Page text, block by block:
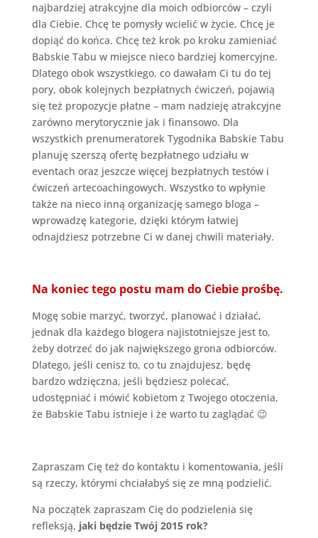
najbardziej atrakcyjne dla moich odbiorców – czyli
dla Ciebie. Chcę te pomysły wcielić w życie. Chcę je
dopiąć do końca. Chcę też krok po kroku zamieniać
Babskie Tabu w miejsce nieco bardziej komercyjne.
Dlatego obok wszystkiego, co dawałam Ci tu do tej
pory, obok kolejnych bezpłatnych ćwiczeń, pojawią
się też propozycje płatne – mam nadzieję atrakcyjne
zarówno merytorycznie jak i finansowo. Dla
wszystkich prenumeratorek Tygodnika Babskie Tabu
planuję szerszą ofertę bezpłatnego udziału w
eventach oraz jeszcze więcej bezpłatnych testów i
ćwiczeń artecoachingowych. Wszystko to wpłynie
także na nieco inną organizację samego bloga –
wprowadzę kategorie, dzięki którym łatwiej
odnajdziesz potrzebne Ci w danej chwili materiały.
Na koniec tego postu mam do Ciebie prośbę.
Mogę sobie marzyć, tworzyć, planować i działać,
jednak dla każdego blogera najistotniejsze jest to,
żeby dotrzeć do jak największego grona odbiorców.
Dlatego, jeśli cenisz to, co tu znajdujesz, będę
bardzo wdzięczna, jeśli będziesz polecać,
udostępniać i mówić kobietom z Twojego otoczenia,
że Babskie Tabu istnieje i że warto tu zaglądać 😉
Zapraszam Cię też do kontaktu i komentowania, jeśli
są rzeczy, którymi chciałabyś się ze mną podzielić.
Na początek zapraszam Cię do podzielenia się
refleksją, jaki będzie Twój 2015 rok?